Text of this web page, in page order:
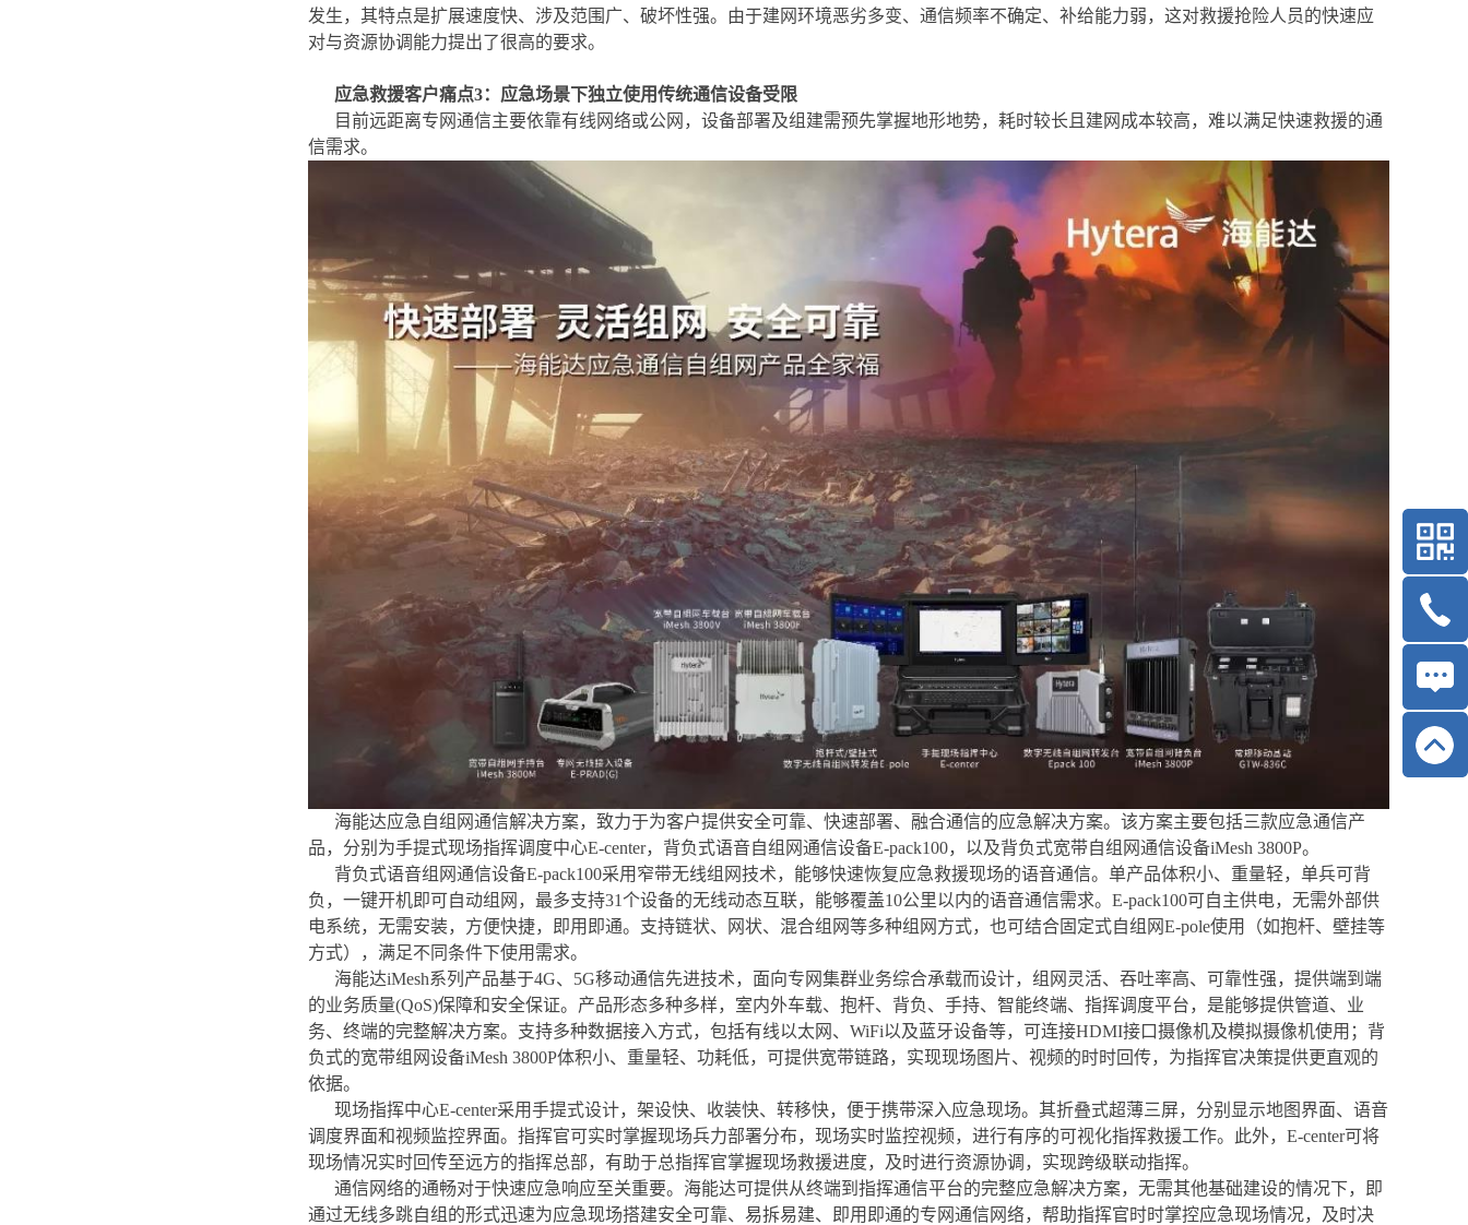
发生，其特点是扩展速度快、涉及范围广、破坏性强。由于建网环境恶劣多变、通信频率不确定、补给能力弱，这对救援抢险人员的快速应
对与资源协调能力提出了很高的要求。
应急救援客户痛点3：应急场景下独立使用传统通信设备受限
目前远距离专网通信主要依靠有线网络或公网，设备部署及组建需预先掌握地形地势，耗时较长且建网成本较高，难以满足快速救援的通
信需求。
海能达应急自组网通信解决方案，致力于为客户提供安全可靠、快速部署、融合通信的应急解决方案。该方案主要包括三款应急通信产
品，分别为手提式现场指挥调度中心E-center，背负式语音自组网通信设备E-pack100，以及背负式宽带自组网通信设备iMesh 3800P。
背负式语音组网通信设备E-pack100采用窄带无线组网技术，能够快速恢复应急救援现场的语音通信。单产品体积小、重量轻，单兵可背
负，一键开机即可自动组网，最多支持31个设备的无线动态互联，能够覆盖10公里以内的语音通信需求。E-pack100可自主供电，无需外部供
电系统，无需安装，方便快捷，即用即通。支持链状、网状、混合组网等多种组网方式，也可结合固定式自组网E-pole使用（如抱杆、壁挂等
方式），满足不同条件下使用需求。
海能达iMesh系列产品基于4G、5G移动通信先进技术，面向专网集群业务综合承载而设计，组网灵活、吞吐率高、可靠性强，提供端到端
的业务质量(QoS)保障和安全保证。产品形态多种多样，室内外车载、抱杆、背负、手持、智能终端、指挥调度平台，是能够提供管道、业
务、终端的完整解决方案。支持多种数据接入方式，包括有线以太网、WiFi以及蓝牙设备等，可连接HDMI接口摄像机及模拟摄像机使用；背
负式的宽带组网设备iMesh 3800P体积小、重量轻、功耗低，可提供宽带链路，实现现场图片、视频的时时回传，为指挥官决策提供更直观的
依据。
现场指挥中心E-center采用手提式设计，架设快、收装快、转移快，便于携带深入应急现场。其折叠式超薄三屏，分别显示地图界面、语音
调度界面和视频监控界面。指挥官可实时掌握现场兵力部署分布，现场实时监控视频，进行有序的可视化指挥救援工作。此外，E-center可将
现场情况实时回传至远方的指挥总部，有助于总指挥官掌握现场救援进度，及时进行资源协调，实现跨级联动指挥。
通信网络的通畅对于快速应急响应至关重要。海能达可提供从终端到指挥通信平台的完整应急解决方案，无需其他基础建设的情况下，即
通过无线多跳自组的形式迅速为应急现场搭建安全可靠、易拆易建、即用即通的专网通信网络，帮助指挥官时时掌控应急现场情况，及时决